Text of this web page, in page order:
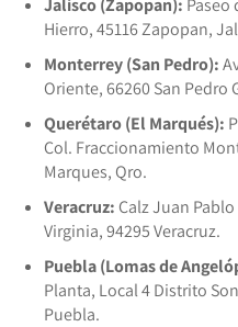
Hierro, 45116 Zapopan,
Monterrey (San Pedro):
Oriente, 66260 San Pedro
Querétaro (El Marqués):
Col. Fraccionamiento
Marques, Qro.
Veracruz: Calz Juan
Virginia, 94295 Veracruz.
Puebla (Lomas de
Planta, Local 4 Distrito
Puebla.